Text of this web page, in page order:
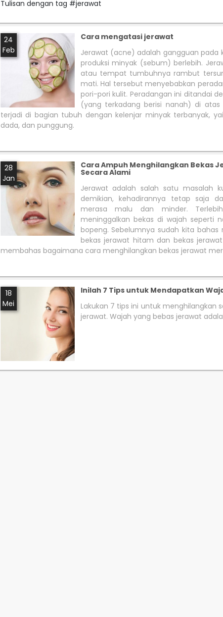
Tulisan dengan tag #jerawat
24
Feb
Cara mengatasi jerawat
Jerawat (acne) adalah gangguan pada
produksi minyak (sebum) berlebih.
atau tempat tumbuhnya rambut
mati. Hal tersebut menyebabkan
pori-pori kulit. Peradangan ini ditandai
(yang terkadang berisi nanah) di
terjadi di bagian tubuh dengan kelenjar minyak terbanyak,
dada, dan punggung.
28
Jan
Cara Ampuh Menghilangkan Bekas
Secara Alami
Jerawat adalah salah satu masalah
demikian, kehadirannya tetap saja
merasa malu dan minder.
meninggalkan bekas di wajah seperti
bopeng. Sebelumnya sudah kita
bekas jerawat hitam dan bekas
membahas bagaimana cara menghilangkan bekas jerawat
18
Mei
Inilah 7 Tips untuk Mendapatkan
Lakukan 7 tips ini untuk menghilangkan
jerawat. Wajah yang bebas jerawat